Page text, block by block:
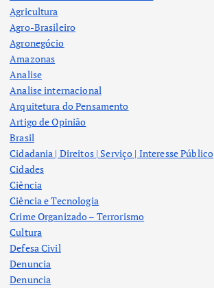
Agricultura
Agro-Brasileiro
Agronegócio
Amazonas
Analise
Analise internacional
Arquitetura do Pensamento
Artigo de Opinião
Brasil
Cidadania | Direitos | Serviço | Interesse Público
Cidades
Ciência
Ciência e Tecnologia
Crime Organizado – Terrorismo
Cultura
Defesa Civil
Denuncia
Denuncia